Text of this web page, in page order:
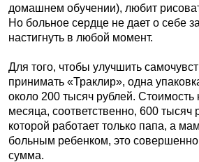
домашнем обучении), любит
Но больное сердце не дает о себе
настигнуть в любой момент.
Для того, чтобы улучшить
принимать «Траклир», одна
около 200 тысяч рублей. Стоимость
месяца, соответственно, 600 тысяч
которой работает только папа, а
больным ребенком, это
сумма.